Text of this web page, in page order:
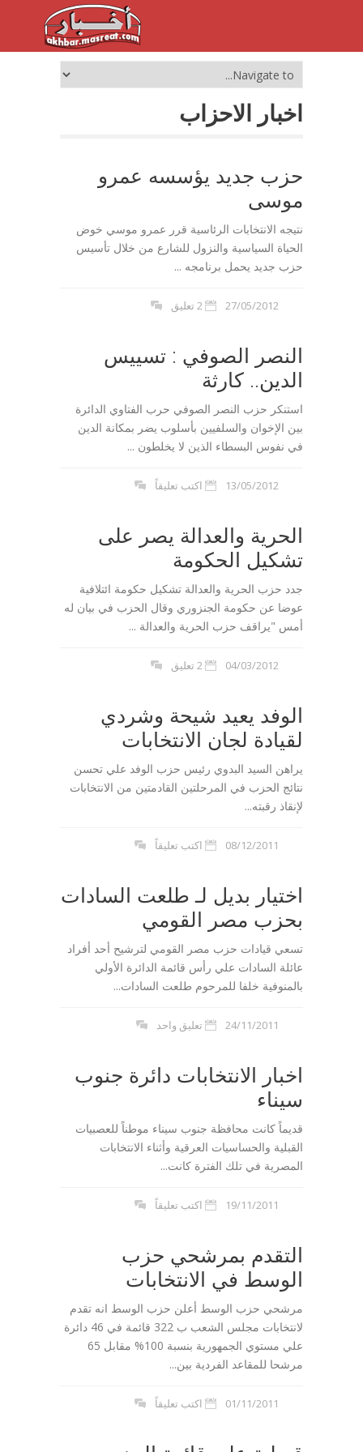
اخبار الاحزاب
حزب جديد يؤسسه عمرو
موسى
نتيجه الانتخابات الرئاسية قرر عمرو موسي خوض
الحياة السياسية والنزول للشارع من خلال تأسيس
حزب جديد يحمل برنامجه ...
27/05/2012 2 تعليق
النصر الصوفي : تسييس
الدين.. كارثة
استنكر حزب النصر الصوفي حرب الفتاوي الدائرة
بين الإخوان والسلفيين بأسلوب يضر بمكانة الدين
في نفوس البسطاء الذين لا يخلطون ...
13/05/2012 اكتب تعليقاً
الحرية والعدالة يصر على
تشكيل الحكومة
جدد حزب الحرية والعدالة تشكيل حكومة ائتلافية
عوضا عن حكومة الجنزوري وقال الحزب في بيان له
أمس "يراقف حزب الحرية والعدالة ...
04/03/2012 2 تعليق
الوفد يعيد شيحة وشردي
لقيادة لجان الانتخابات
يراهن السيد البدوي رئيس حزب الوفد علي تحسن
نتائج الحزب في المرحلتين القادمتين من الانتخابات
لإنقاذ رقبته...
08/12/2011 اكتب تعليقاً
اختيار بديل لـ طلعت السادات
بحزب مصر القومي
تسعي قيادات حزب مصر القومي لترشيح أحد أفراد
عائلة السادات علي رأس قائمة الدائرة الأولي
بالمنوفية خلفا للمرحوم طلعت السادات...
24/11/2011 تعليق واحد
اخبار الانتخابات دائرة جنوب
سيناء
قديماً كانت محافظة جنوب سيناء موطناً للعصبيات
القبلية والحساسيات العرقية وأثناء الانتخابات
المصرية في تلك الفترة كانت...
19/11/2011 اكتب تعليقاً
التقدم بمرشحي حزب
الوسط في الانتخابات
مرشحي حزب الوسط أعلن حزب الوسط انه تقدم
لانتخابات مجلس الشعب ب 322 قائمة في 46 دائرة
علي مستوي الجمهورية بنسبة 100% مقابل 65
مرشحا للمقاعد الفردية بين...
01/11/2011 اكتب تعليقاً